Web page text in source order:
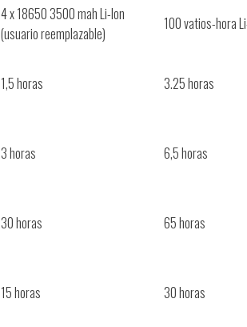
4 x 18650 3500 mah Li-Ion
(usuario reemplazable)
100 vatios-hora
1,5 horas 3.25 horas
3 horas 6,5 horas
30 horas 65 horas
15 horas 30 horas